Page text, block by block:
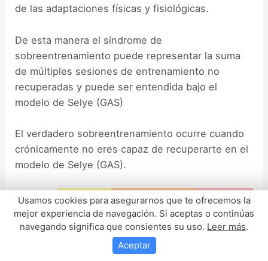
de las adaptaciones físicas y fisiológicas.
De esta manera el síndrome de
sobreentrenamiento puede representar la suma
de múltiples sesiones de entrenamiento no
recuperadas y puede ser entendida bajo el
modelo de Selye (GAS)
El verdadero sobreentrenamiento ocurre cuando
crónicamente no eres capaz de recuperarte en el
modelo de Selye (GAS).
Usamos cookies para asegurarnos que te ofrecemos la
mejor experiencia de navegación. Si aceptas o continúas
navegando significa que consientes su uso. Leer más.
Aceptar